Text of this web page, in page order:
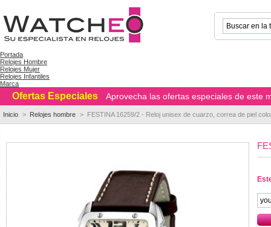
Portada
Relojes Hombre
Relojes Mujer
Relojes Infantiles
Marca
Ofertas Especiales Aprovecha las ofertas especiales de este
Inicio > Relojes hombre > FESTINA 16259/2 - Reloj unisex de cuarzo, correa de piel